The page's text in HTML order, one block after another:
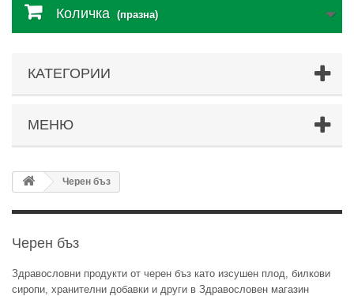
Количка (празна)
КАТЕГОРИИ
МЕНЮ
Черен бъз
Черен бъз
Здравословни продукти от черен бъз като изсушен плод, билкови
сиропи, хранителни добавки и други в Здравословен магазин